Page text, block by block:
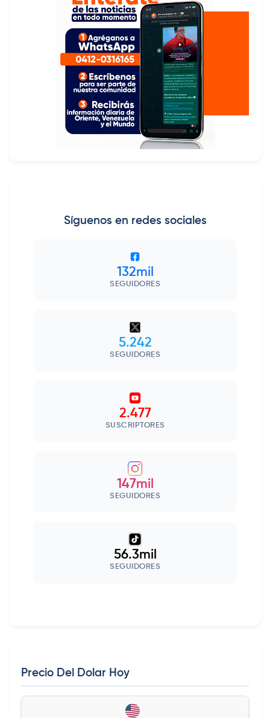
Síguenos en redes sociales
132mil
SEGUIDORES
5.242
SEGUIDORES
2.477
SUSCRIPTORES
147mil
SEGUIDORES
56.3mil
SEGUIDORES
Precio Del Dolar Hoy